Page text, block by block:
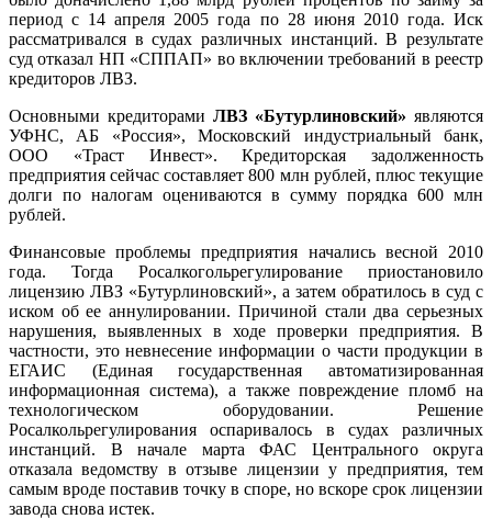
период с 14 апреля 2005 года по 28 июня 2010 года. Иск
рассматривался в судах различных инстанций. В результате
суд отказал НП «СППАП» во включении требований в реестр
кредиторов ЛВЗ.
Основными кредиторами ЛВЗ «Бутурлиновский» являются
УФНС, АБ «Россия», Московский индустриальный банк,
ООО «Траст Инвест». Кредиторская задолженность
предприятия сейчас составляет 800 млн рублей, плюс текущие
долги по налогам оцениваются в сумму порядка 600 млн
рублей.
Финансовые проблемы предприятия начались весной 2010
года. Тогда Росалкогольрегулирование приостановило
лицензию ЛВЗ «Бутурлиновский», а затем обратилось в суд с
иском об ее аннулировании. Причиной стали два серьезных
нарушения, выявленных в ходе проверки предприятия. В
частности, это невнесение информации о части продукции в
ЕГАИС (Единая государственная автоматизированная
информационная система), а также повреждение пломб на
технологическом оборудовании. Решение
Росалкольрегулирования оспаривалось в судах различных
инстанций. В начале марта ФАС Центрального округа
отказала ведомству в отзыве лицензии у предприятия, тем
самым вроде поставив точку в споре, но вскоре срок лицензии
завода снова истек.